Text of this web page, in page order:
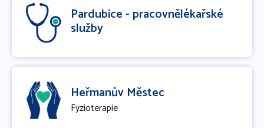
Pardubice - pracovnělékařské
služby
Heřmanův Městec
Fyzioterapie